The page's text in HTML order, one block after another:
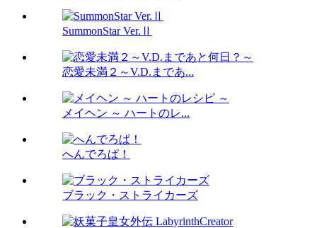
SummonStar Ver.Ⅱ
恋愛未満２～V.D.まであ...
メイヘン ～ ハートのレ...
へんでろぱ！
ブラック・ストライカーズ